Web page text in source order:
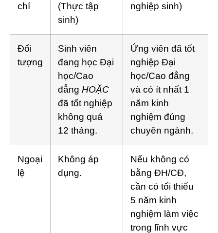
chí
(Thực tập
sinh)
nghiệp sinh)
Đối
tượng
Sinh viên
đang học Đại
học/Cao
đẳng HOẶC
đã tốt nghiệp
không quá
12 tháng.
Ứng viên đã tốt
nghiệp Đại
học/Cao đẳng
và có ít nhất 1
năm kinh
nghiệm đúng
chuyên ngành.
Ngoại
lệ
Không áp
dụng.
Nếu không có
bằng ĐH/CĐ,
cần có tối thiểu
5 năm kinh
nghiệm làm việc
trong lĩnh vực